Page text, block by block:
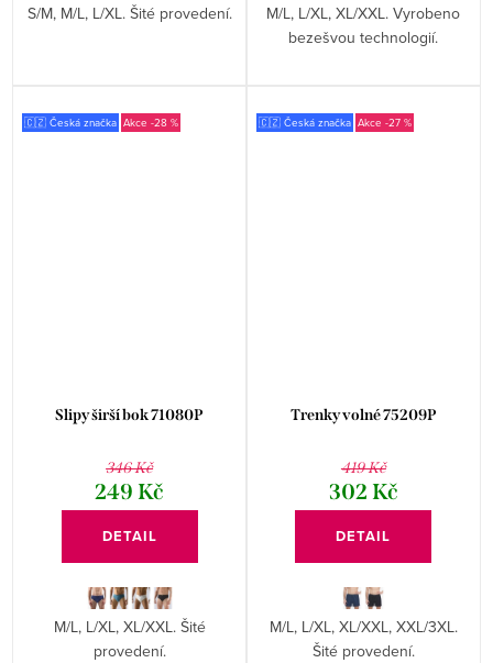
S/M, M/L, L/XL. Šité provedení.
M/L, L/XL, XL/XXL. Vyrobeno
bezešvou technologií.
🇨🇿 Česká značka -28 %
Slipy širší bok 71080P
346 Kč
249 Kč
DETAIL
M/L, L/XL, XL/XXL. Šité
provedení.
🇨🇿 Česká značka -27 %
Trenky volné 75209P
419 Kč
302 Kč
DETAIL
M/L, L/XL, XL/XXL, XXL/3XL.
Šité provedení.